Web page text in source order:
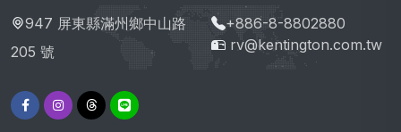
947 屏東縣滿州鄉中山路
205 號
+886-8-8802880
rv@kentington.com.tw